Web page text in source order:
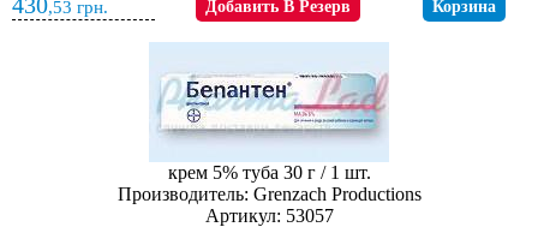
,53 грн. Добавить В Резерв Корзина
крем 5% туба 30 г / 1 шт.
Производитель: Grenzach Productions
Артикул: 53057